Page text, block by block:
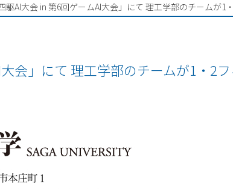
駆AI大会 in 第6回ゲームAI大会」にて 理工学部のチームが1
会」にて 理工学部のチームが1・2